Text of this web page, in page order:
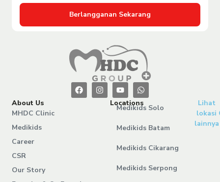
Berlangganan Sekarang
About Us
MHDC Clinic
Medikids
Career
CSR
Our Story
Locations
Medikids Solo
Medikids Batam
Medikids Cikarang
Medikids Serpong
Lihat
lokasi
lainnya